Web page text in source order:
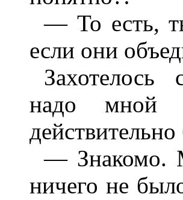
— То есть,
если они
Захотелось
надо мной
— Знакомо.
ничего не